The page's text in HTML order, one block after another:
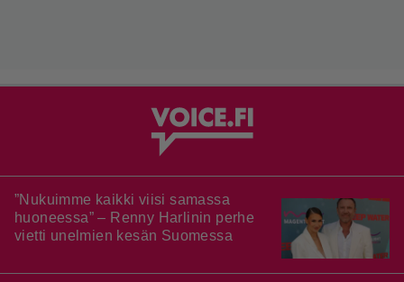
”Nukuimme kaikki viisi samassa
huoneessa” – Renny Harlinin perhe
vietti unelmien kesän Suomessa